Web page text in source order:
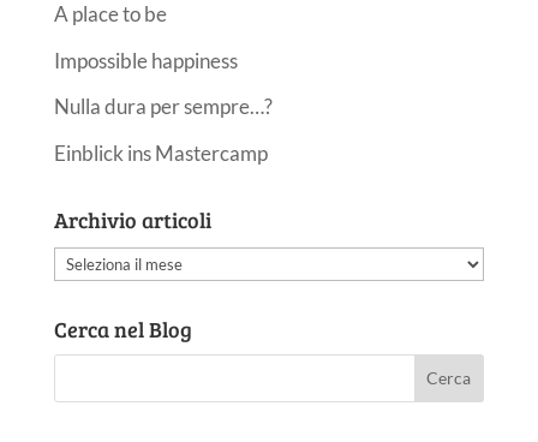
A place to be
Impossible happiness
Nulla dura per sempre…?
Einblick ins Mastercamp
Archivio articoli
Archivio
Cerca nel Blog